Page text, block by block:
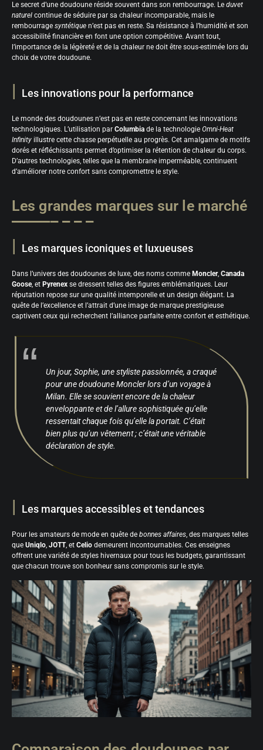
Le secret d’une doudoune réside souvent dans son rembourrage. Le duvet
naturel continue de séduire par sa chaleur incomparable, mais le
rembourrage syntétique n’est pas en reste. Sa résistance à l’humidité et son
accessibilité financière en font une option compétitive. Avant tout,
l’importance de la légèreté et de la chaleur ne doit être sous-estimée lors du
choix de votre doudoune.
Les innovations pour la performance
Le monde des doudounes n’est pas en reste concernant les innovations
technologiques. L’utilisation par Columbia de la technologie Omni-Heat
Infinity illustre cette chasse perpétuelle au progrès. Cet amalgame de motifs
dorés et réfléchissants permet d’optimiser la rétention de chaleur du corps.
D’autres technologies, telles que la membrane imperméable, continuent
d’améliorer notre confort sans compromettre le style.
Les grandes marques sur le marché
Les marques iconiques et luxueuses
Dans l’univers des doudounes de luxe, des noms comme Moncler, Canada
Goose, et Pyrenex se dressent telles des figures emblématiques. Leur
réputation repose sur une qualité intemporelle et un design élégant. La
quête de l’excellence et l’attrait d’une image de marque prestigieuse
captivent ceux qui recherchent l’alliance parfaite entre confort et esthétique.
Un jour, Sophie, une styliste passionnée, a craqué
pour une doudoune Moncler lors d’un voyage à
Milan. Elle se souvient encore de la chaleur
enveloppante et de l’allure sophistiquée qu’elle
ressentait chaque fois qu’elle la portait. C’était
bien plus qu’un vêtement ; c’était une véritable
déclaration de style.
Les marques accessibles et tendances
Pour les amateurs de mode en quête de bonnes affaires, des marques telles
que Uniqlo, JOTT, et Celio demeurent incontournables. Ces enseignes
offrent une variété de styles hivernaux pour tous les budgets, garantissant
que chacun trouve son bonheur sans compromis sur le style.